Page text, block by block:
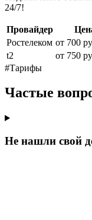
24/7!
Провайдер
Ростелеком от 700
t2
от 750
#Тарифы
Частые
Не нашли свой